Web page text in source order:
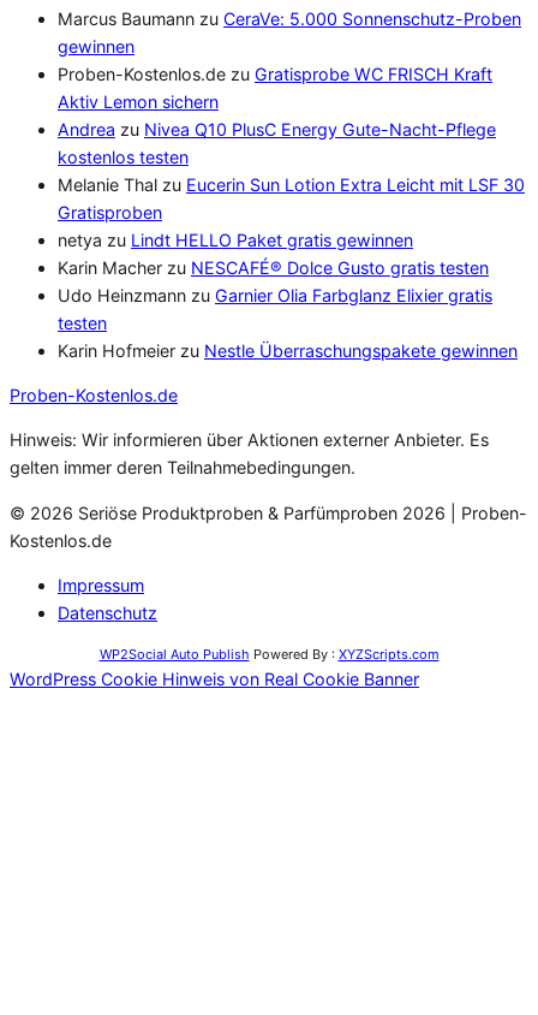
Marcus Baumann zu CeraVe: 5.000 Sonnenschutz-Proben
gewinnen
Proben-Kostenlos.de zu Gratisprobe WC FRISCH Kraft
Aktiv Lemon sichern
Andrea zu Nivea Q10 PlusC Energy Gute-Nacht-Pflege
kostenlos testen
Melanie Thal zu Eucerin Sun Lotion Extra Leicht mit LSF 30
Gratisproben
netya zu Lindt HELLO Paket gratis gewinnen
Karin Macher zu NESCAFÉ® Dolce Gusto gratis testen
Udo Heinzmann zu Garnier Olia Farbglanz Elixier gratis
testen
Karin Hofmeier zu Nestle Überraschungspakete gewinnen
Proben-Kostenlos.de
Hinweis: Wir informieren über Aktionen externer Anbieter. Es
gelten immer deren Teilnahmebedingungen.
© 2026 Seriöse Produktproben & Parfümproben 2026 | Proben-
Kostenlos.de
Impressum
Datenschutz
WP2Social Auto Publish Powered By : XYZScripts.com
WordPress Cookie Hinweis von Real Cookie Banner